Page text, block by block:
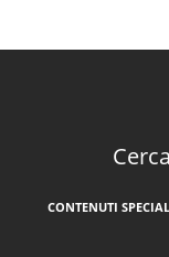
CONTENUTI